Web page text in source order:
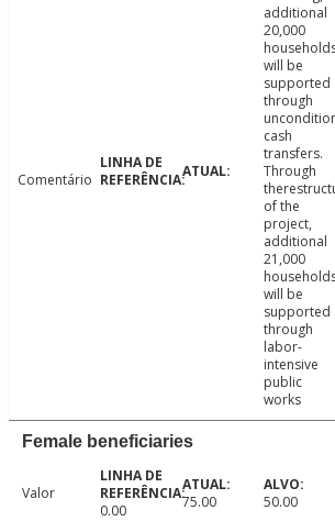
Comentário
additional
20,000
will be
supported
through
cash
transfers.
Through
of the
project,
additional
21,000
will be
supported
through
labor-
intensive
public
works
Female beneficiaries
Valor
0.00
75.00 50.00